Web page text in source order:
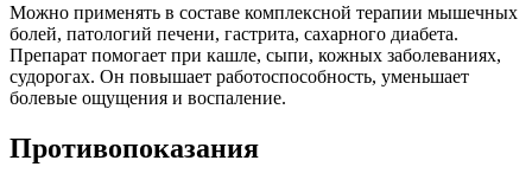
Можно применять в составе комплексной терапии мышечных
болей, патологий печени, гастрита, сахарного диабета.
Препарат помогает при кашле, сыпи, кожных заболеваниях,
судорогах. Он повышает работоспособность, уменьшает
болевые ощущения и воспаление.
Противопоказания